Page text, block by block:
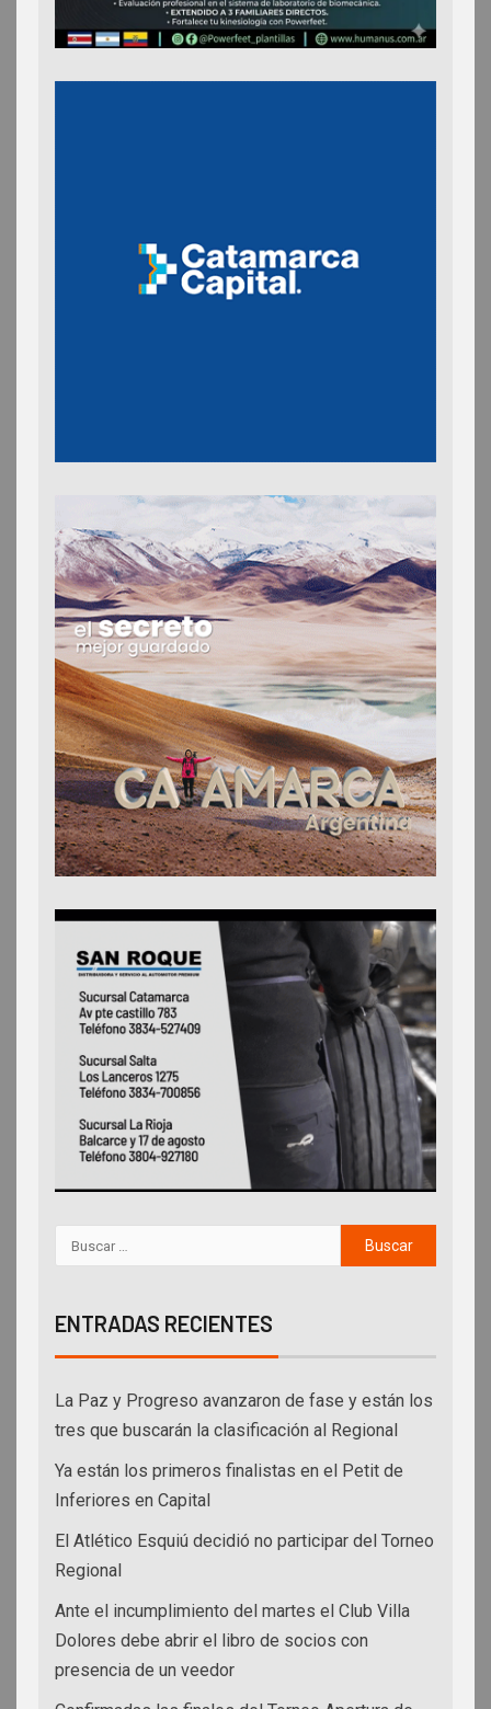
ENTRADAS RECIENTES
La Paz y Progreso avanzaron de fase y están los
tres que buscarán la clasificación al Regional
Ya están los primeros finalistas en el Petit de
Inferiores en Capital
El Atlético Esquiú decidió no participar del Torneo
Regional
Ante el incumplimiento del martes el Club Villa
Dolores debe abrir el libro de socios con
presencia de un veedor